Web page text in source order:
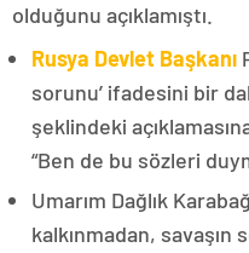
olduğunu açıklamıştı.
Rusya Devlet Başkanı
sorunu’ ifadesini bir
şeklindeki
“Ben de bu sözleri
Umarım Dağlık
kalkınmadan, savaşın